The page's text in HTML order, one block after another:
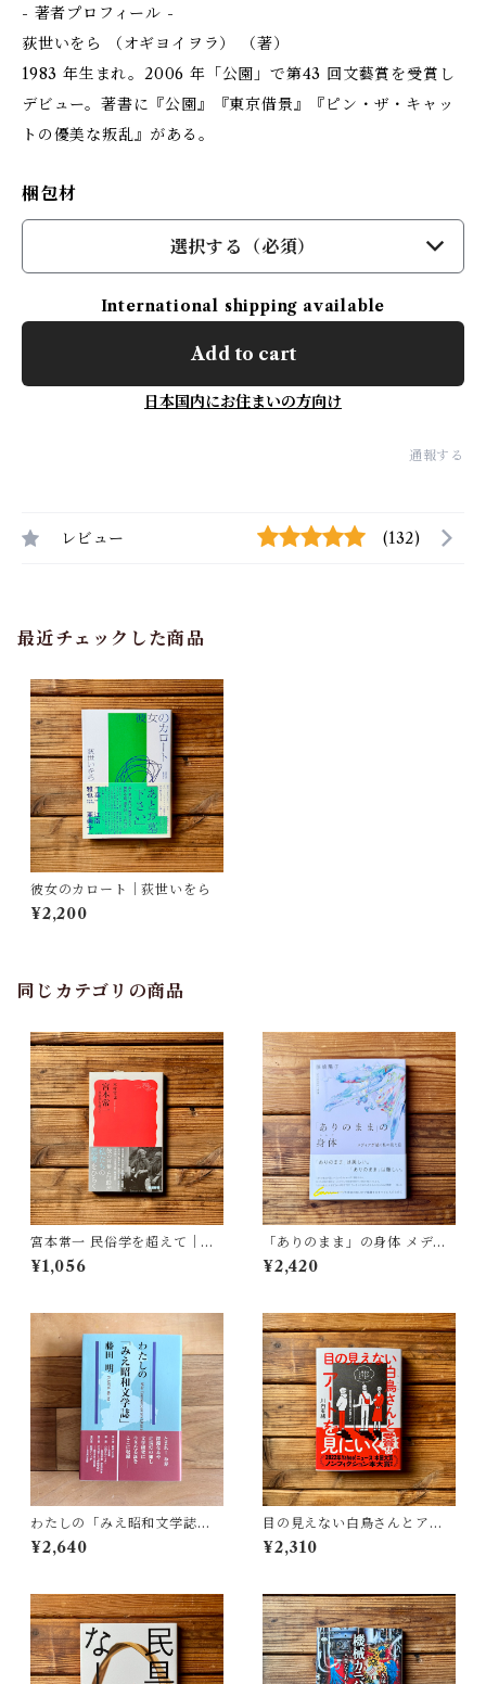
- 著者プロフィール -
荻世いをら （オギヨイヲラ） （著）
1983 年生まれ。2006 年「公園」で第43 回文藝賞を受賞し
デビュー。著書に『公園』『東京借景』『ピン・ザ・キャッ
トの優美な叛乱』がある。
梱包材
選択する（必須）
International shipping available
Add to cart
日本国内にお住まいの方向け
通報する
レビュー (132)
最近チェックした商品
彼女のカロート｜荻世いをら
¥2,200
同じカテゴリの商品
宮本常一 民俗学を超えて｜木
村 哲也
¥1,056
「ありのまま」の身体 メディ
アが描く私の見た目 | 藤嶋 陽
子(著)
¥2,420
わたしの「みえ昭和文学誌」 |
藤田 明
¥2,640
目の見えない白鳥さんとアー
トを見にいく | 川内 有緒
¥2,310